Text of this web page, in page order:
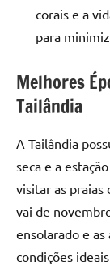
corais e a
para
Melhores
Tailândia
A Tailândia
seca e a
visitar as praias
vai de
ensolarado e as
condições